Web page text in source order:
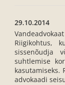
29.10.2014
Riigikohtus,
sissenõudja
suhtlemise
kasutamiseks.
advokaadi